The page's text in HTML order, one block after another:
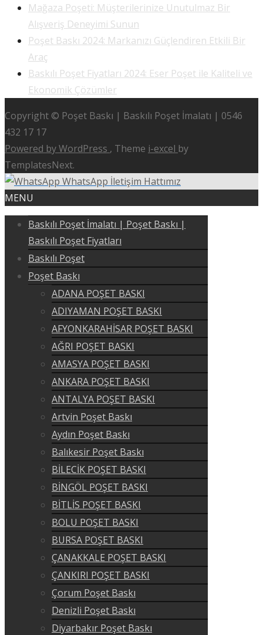
Mağaza Poşeti: Müşterilerinize Unutulmaz Bir
Alışveriş Deneyimi Sunun
Poşet Baskı 2024: Markanızı Güçlendiren Etkili Bir
Araç
Baskılı Poşet Fiyatları 2024: Eser Poşet ile Kaliteli ve
Ekonomik Çözümler
Copyright © Poşet Baskı | Baskılı Poşet İmalatı | 0546
432 17 17
Powered by WordPress , Theme i-excel by
TemplatesNext.
WhatsApp İletişim Hattımız
MENU
Baskılı Poşet İmalatı | Poşet Baskı |
Baskılı Poşet Fiyatları
Baskılı Poşet
Poşet Baskı
ADANA POŞET BASKI
ADIYAMAN POŞET BASKI
AFYONKARAHİSAR POŞET BASKI
AĞRI POŞET BASKI
AMASYA POŞET BASKI
ANKARA POŞET BASKI
ANTALYA POŞET BASKI
Artvin Poşet Baskı
Aydın Poşet Baskı
Balıkesir Poşet Baskı
BİLECİK POŞET BASKI
BİNGÖL POŞET BASKI
BİTLİS POŞET BASKI
BOLU POŞET BASKI
BURSA POŞET BASKI
ÇANAKKALE POŞET BASKI
ÇANKIRI POŞET BASKI
Çorum Poşet Baskı
Denizli Poşet Baskı
Diyarbakır Poşet Baskı